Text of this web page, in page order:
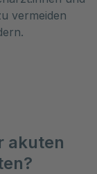
vermeiden
akuten